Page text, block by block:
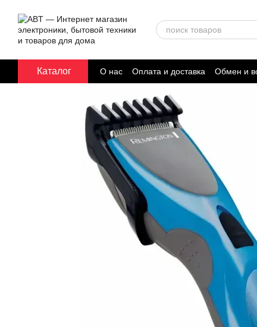
Каталог О нас Оплата и доставка Обмен и
Договор публичной оферты